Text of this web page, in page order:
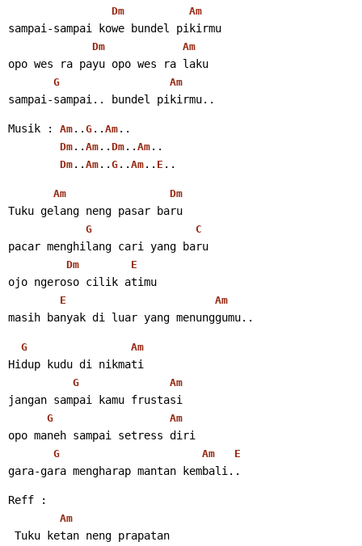
Dm Am
sampai-sampai kowe bundel pikirmu
Dm Am
opo wes ra payu opo wes ra laku
G Am
sampai-sampai.. bundel pikirmu..
Musik : Am .. G .. Am ..
Dm .. Am .. Dm .. Am ..
Dm .. Am .. G .. Am .. E ..
Am Dm
Tuku gelang neng pasar baru
G C
pacar menghilang cari yang baru
Dm E
ojo ngeroso cilik atimu
E Am
masih banyak di luar yang menunggumu..
G Am
Hidup kudu di nikmati
G Am
jangan sampai kamu frustasi
G Am
opo maneh sampai setress diri
G Am E
gara-gara mengharap mantan kembali..
Reff :
Am
Tuku ketan neng prapatan